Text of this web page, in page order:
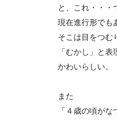
と、これ・・・
現在進行形でも
そこは目をつむ
「むかし」と
かわいらしい。
また
「４歳の頃がな